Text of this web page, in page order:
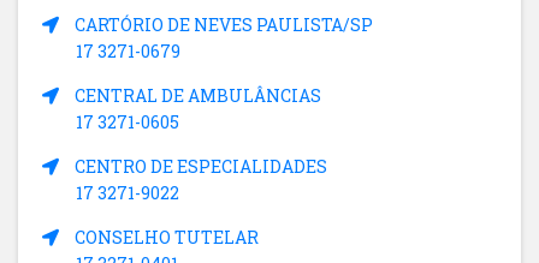
CARTÓRIO DE NEVES PAULISTA/SP
17 3271-0679
CENTRAL DE AMBULÂNCIAS
17 3271-0605
CENTRO DE ESPECIALIDADES
17 3271-9022
CONSELHO TUTELAR